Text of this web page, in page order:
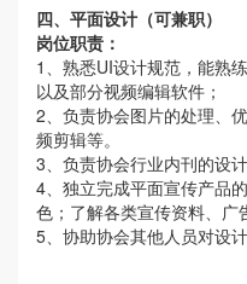
四、平面设计（可兼职）
岗位职责：
1、熟悉UI设计规范，能熟
以及部分视频编辑软件；
2、负责协会图片的处理、
频剪辑等。
3、负责协会行业内刊的设
4、独立完成平面宣传产品
色；了解各类宣传资料、广
5、协助协会其他人员对设